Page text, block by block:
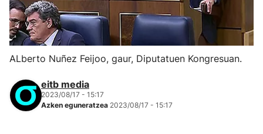
ALberto Nuñez Feijoo, gaur, Diputatuen Kongresuan.
eitb media
2023/08/17 - 15:17
Azken eguneratzea 2023/08/17 - 15:17